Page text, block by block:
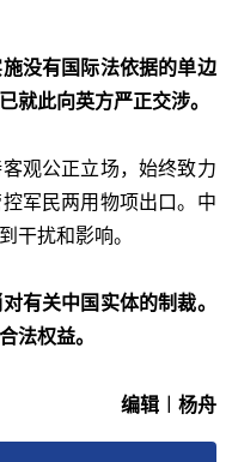
没有国际法依据的单边
就此向英方严正交涉。
观公正立场，始终致力
军民两用物项出口。中
受到干扰和影响。
有关中国实体的制裁。
法权益。
编辑︱杨舟